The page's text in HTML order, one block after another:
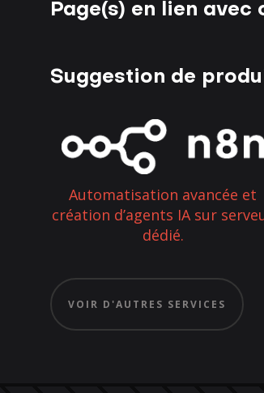
Page(s) en lien avec
Suggestion de
Automatisation avancée et
création d’agents IA sur
dédié.
VOIR D'AUTRES SERVICES